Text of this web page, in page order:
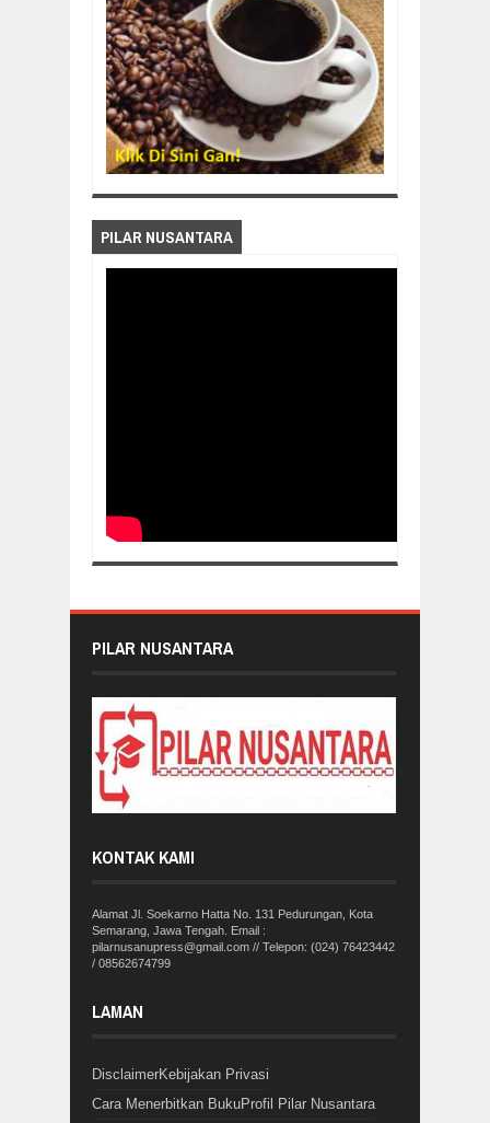
PILAR NUSANTARA
PILAR NUSANTARA
KONTAK KAMI
Alamat Jl. Soekarno Hatta No. 131 Pedurungan, Kota
Semarang, Jawa Tengah. Email :
pilarnusanupress@gmail.com // Telepon: (024) 76423442
/ 08562674799
LAMAN
DisclaimerKebijakan Privasi
Cara Menerbitkan BukuProfil Pilar Nusantara